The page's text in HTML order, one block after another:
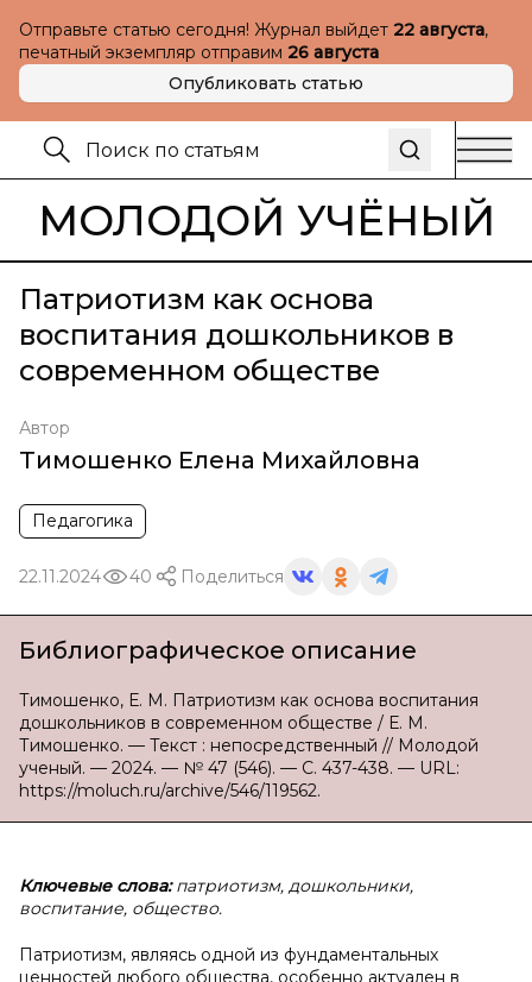
Отправьте статью сегодня! Журнал выйдет 22 августа,
печатный экземпляр отправим 26 августа
Опубликовать статью
МОЛОДОЙ УЧЁНЫЙ
Патриотизм как основа
воспитания дошкольников в
современном обществе
Автор
Тимошенко Елена Михайловна
Педагогика
22.11.2024 40 Поделиться
Библиографическое описание
Тимошенко, Е. М. Патриотизм как основа воспитания
дошкольников в современном обществе / Е. М.
Тимошенко. — Текст : непосредственный // Молодой
ученый. — 2024. — № 47 (546). — С. 437-438. — URL:
https://moluch.ru/archive/546/119562.
Ключевые слова:патриотизм, дошкольники,
воспитание, общество.
Патриотизм, являясь одной из фундаментальных
ценностей любого общества, особенно актуален в